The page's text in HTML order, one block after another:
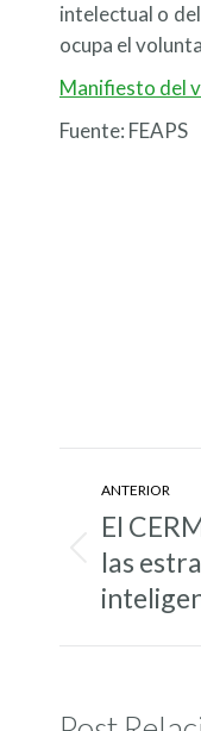
intelectual o
ocupa el
Manifiesto del
Fuente: FEAPS
entre
ANTERIOR
Entrada
anterior:
El
las